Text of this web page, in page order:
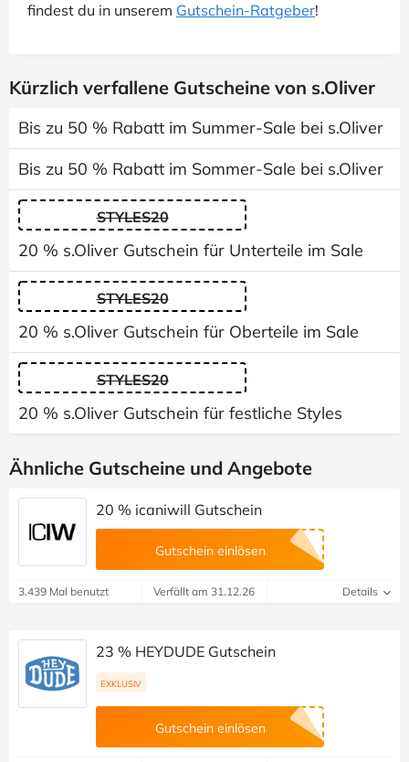
findest du in unserem Gutschein-Ratgeber!
Kürzlich verfallene Gutscheine von s.Oliver
Bis zu 50 % Rabatt im Summer-Sale bei s.Oliver
Bis zu 50 % Rabatt im Sommer-Sale bei s.Oliver
STYLES20
20 % s.Oliver Gutschein für Unterteile im Sale
STYLES20
20 % s.Oliver Gutschein für Oberteile im Sale
STYLES20
20 % s.Oliver Gutschein für festliche Styles
Ähnliche Gutscheine und Angebote
20 % icaniwill Gutschein
Gutschein einlösen
3.439 Mal benutzt Verfällt am 31.12.26 Details
23 % HEYDUDE Gutschein
EXKLUSIV
Gutschein einlösen